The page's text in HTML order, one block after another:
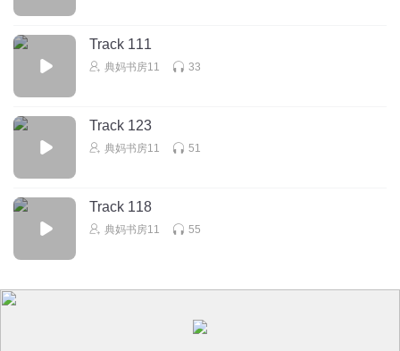
Track 111
典妈书房11 33
Track 123
典妈书房11 51
Track 118
典妈书房11 55